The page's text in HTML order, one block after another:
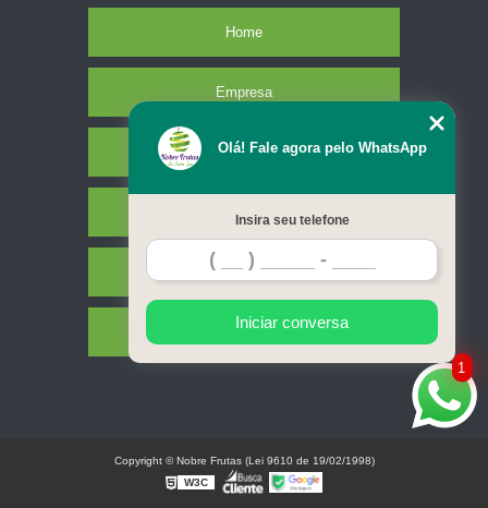
Home
Empresa
Missão
Serviços
Contato
Mapa do site
1
Olá! Fale agora pelo WhatsApp
Insira seu telefone
Iniciar conversa
Copyright © Nobre Frutas (Lei 9610 de 19/02/1998)
W3C